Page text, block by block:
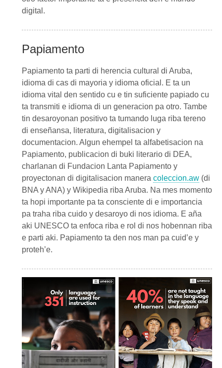
digital.
Papiamento
Papiamento ta parti di herencia cultural di Aruba,
idioma di cas di mayoria y idioma oficial. E ta un
idioma vital den sentido cu e tin suficiente papiado cu
ta transmiti e idioma di un generacion pa otro. Tambe
tin desaroyonan positivo ta tumando luga riba tereno
di enseñansa, literatura, digitalisacion y
documentacion. Algun ehempel ta alfabetisacion na
Papiamento, publicacion di buki literario di DEA,
charlanan di Fundacion Lanta Papiamento y
proyectonan di digitalisacion manera coleccion.aw (di
BNA y ANA) y Wikipedia riba Aruba. Na mes momento
ta hopi importante pa ta consciente di e importancia
pa traha riba cuido y desaroyo di nos idioma. E aña
aki UNESCO ta enfoca riba e rol di nos hobennan riba
e parti aki. Papiamento ta den nos man pa cuid’e y
proteh’e.